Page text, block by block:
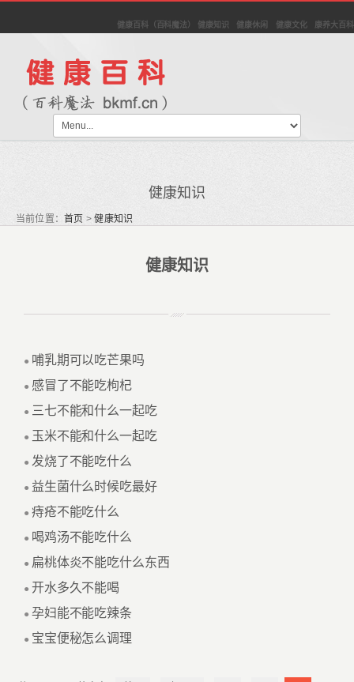
健康百科（百科魔法） 健康知识 健康休闲 健康文化 康养大百科
健康知识
当前位置：首页 >健康知识
健康知识
● 哺乳期可以吃芒果吗
● 感冒了不能吃枸杞
● 三七不能和什么一起吃
● 玉米不能和什么一起吃
● 发烧了不能吃什么
● 益生菌什么时候吃最好
● 痔疮不能吃什么
● 喝鸡汤不能吃什么
● 扁桃体炎不能吃什么东西
● 开水多久不能喝
● 孕妇能不能吃辣条
● 宝宝便秘怎么调理